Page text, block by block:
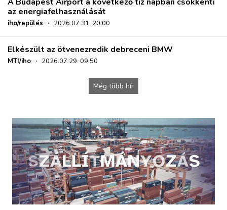
az energiafelhasználását
iho/repülés · 2026.07.31. 20:00
Elkészült az ötvenezredik debreceni BMW
MTI/iho · 2026.07.29. 09:50
Még több hír